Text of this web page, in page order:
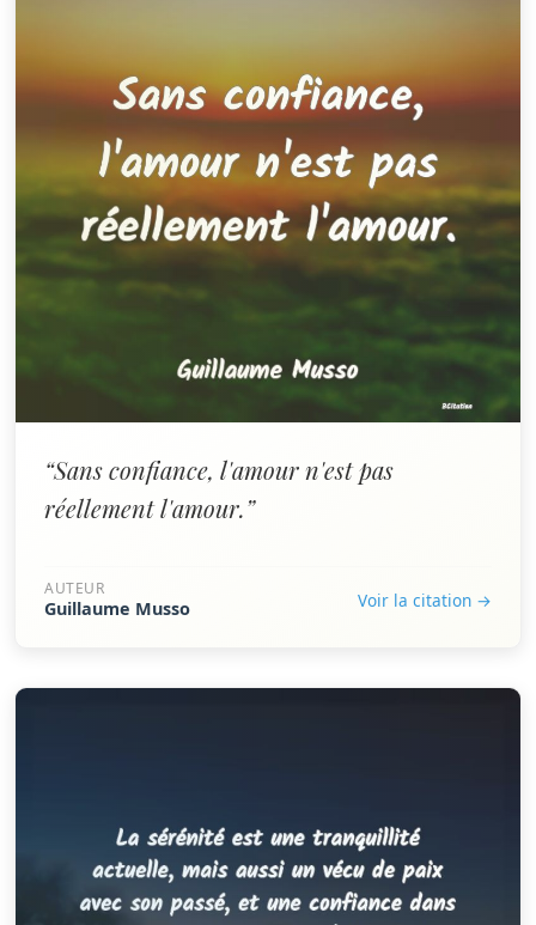
“Sans confiance, l'amour n'est pas
réellement l'amour.”
AUTEUR
Guillaume Musso Voir la citation →